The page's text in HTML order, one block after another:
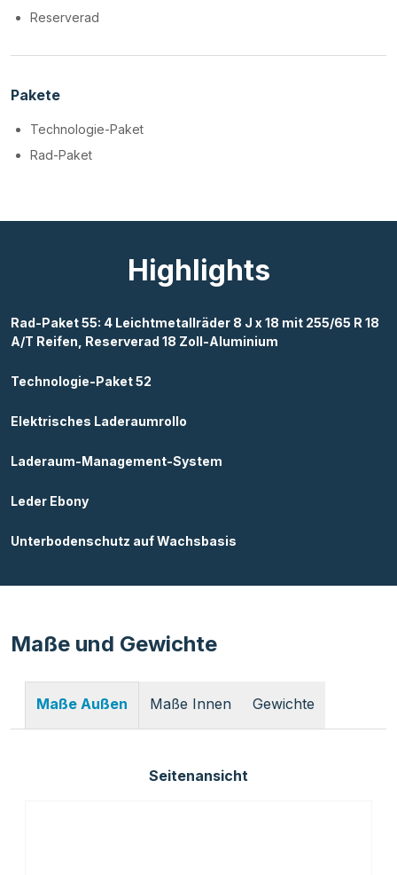
Reserverad
Pakete
Technologie-Paket
Rad-Paket
Highlights
Rad-Paket 55: 4 Leichtmetallräder 8 J x 18 mit 255/65 R 18
A/T Reifen, Reserverad 18 Zoll-Aluminium
Technologie-Paket 52
Elektrisches Laderaumrollo
Laderaum-Management-System
Leder Ebony
Unterbodenschutz auf Wachsbasis
Maße und Gewichte
Maße Außen Maße Innen Gewichte
Seitenansicht